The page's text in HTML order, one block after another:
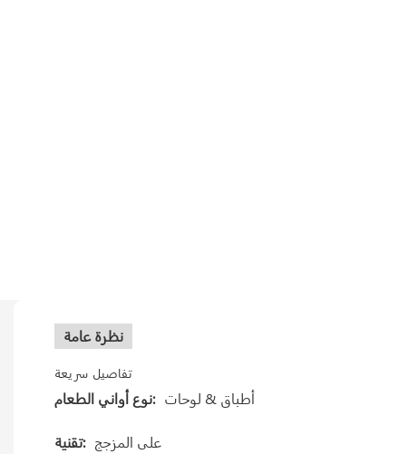
نظرة عامة
تفاصيل سريعة
نوع أواني الطعام: أطباق & لوحات
تقنية: على المزجج